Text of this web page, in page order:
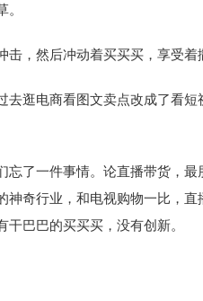
，然后冲动着买买买，享受着
逛电商看图文卖点改成了看
了一件事情。论直播带货，
奇行业，和电视购物一比，
巴巴的买买买，没有创新。